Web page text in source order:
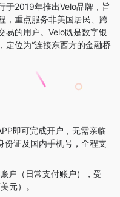
于2019年推出Velo品牌，旨
，重点服务非美国居民、跨
易的用户。Velo既是数字银
定位为“连接东西方的金融桥
即可完成开户，无需亲临
份证及国内手机号，全程支
户（日常支付账户），受
元）。